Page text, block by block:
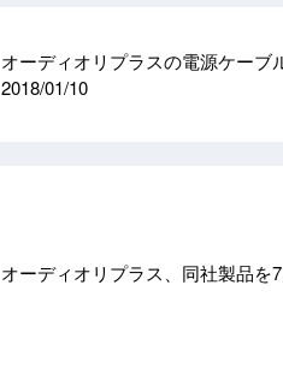
オーディオリプラスの電源ケー
2018/01/10
オーディオリプラス、同社製品を